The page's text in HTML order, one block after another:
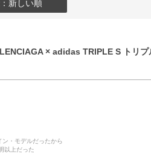
新しい順
× adidas TRIPLE S トリプ
ン・モデルだったから
上だった